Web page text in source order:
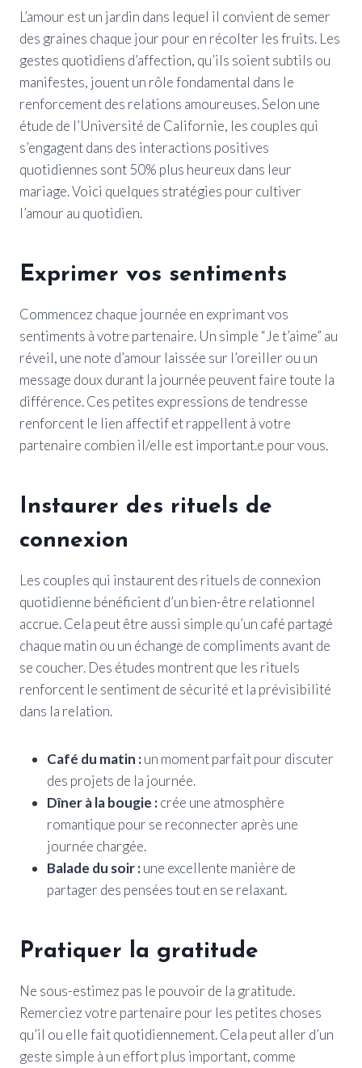
L’amour est un jardin dans lequel il convient de semer
des graines chaque jour pour en récolter les fruits. Les
gestes quotidiens d’affection, qu’ils soient subtils ou
manifestes, jouent un rôle fondamental dans le
renforcement des relations amoureuses. Selon une
étude de l’Université de Californie, les couples qui
s’engagent dans des interactions positives
quotidiennes sont 50% plus heureux dans leur
mariage. Voici quelques stratégies pour cultiver
l’amour au quotidien.
Exprimer vos sentiments
Commencez chaque journée en exprimant vos
sentiments à votre partenaire. Un simple “Je t’aime” au
réveil, une note d’amour laissée sur l’oreiller ou un
message doux durant la journée peuvent faire toute la
différence. Ces petites expressions de tendresse
renforcent le lien affectif et rappellent à votre
partenaire combien il/elle est important.e pour vous.
Instaurer des rituels de
connexion
Les couples qui instaurent des rituels de connexion
quotidienne bénéficient d’un bien-être relationnel
accrue. Cela peut être aussi simple qu’un café partagé
chaque matin ou un échange de compliments avant de
se coucher. Des études montrent que les rituels
renforcent le sentiment de sécurité et la prévisibilité
dans la relation.
Café du matin :un moment parfait pour discuter
des projets de la journée.
Dîner à la bougie :crée une atmosphère
romantique pour se reconnecter après une
journée chargée.
Balade du soir :une excellente manière de
partager des pensées tout en se relaxant.
Pratiquer la gratitude
Ne sous-estimez pas le pouvoir de la gratitude.
Remerciez votre partenaire pour les petites choses
qu’il ou elle fait quotidiennement. Cela peut aller d’un
geste simple à un effort plus important, comme